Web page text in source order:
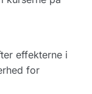
effekterne i
for